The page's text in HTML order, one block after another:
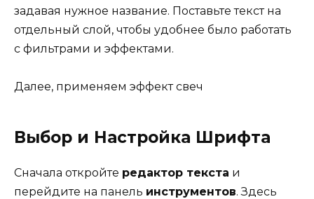
задавая нужное название. Поставьте текст на
отдельный слой, чтобы удобнее было работать
с фильтрами и эффектами.
Далее, применяем эффект свеч
Выбор и Настройка Шрифта
Сначала откройте редактор текста и
перейдите на панель инструментов. Здесь